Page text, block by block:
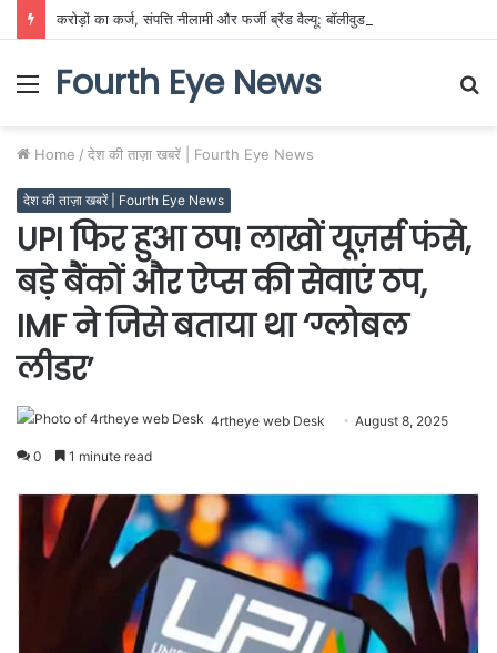
Menu
Fourth Eye News
Home / देश की ताज़ा खबरें | Fourth Eye News
देश की ताज़ा खबरें | Fourth Eye News
UPI फिर हुआ ठप! लाखों यूज़र्स फंसे,
बड़े बैंकों और ऐप्स की सेवाएं ठप,
IMF ने जिसे बताया था ‘ग्लोबल
लीडर’
4rtheye web Desk August 8, 2025
0 1 minute read